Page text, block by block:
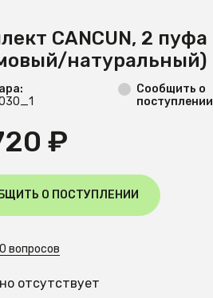
CANCUN, 2 пуфа
натуральный)
Сообщить о
поступлении
₽
О ПОСТУПЛЕНИИ
0 вопросов
отсутствует